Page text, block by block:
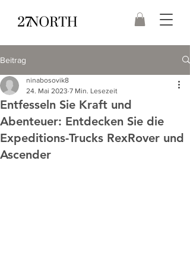
Beitrag
Entfesseln Sie Kraft und
Abenteuer: Entdecken Sie die
Expeditions-Trucks RexRover und
Ascender
ninabosovik8
24. Mai 2023 7 Min. Lesezeit